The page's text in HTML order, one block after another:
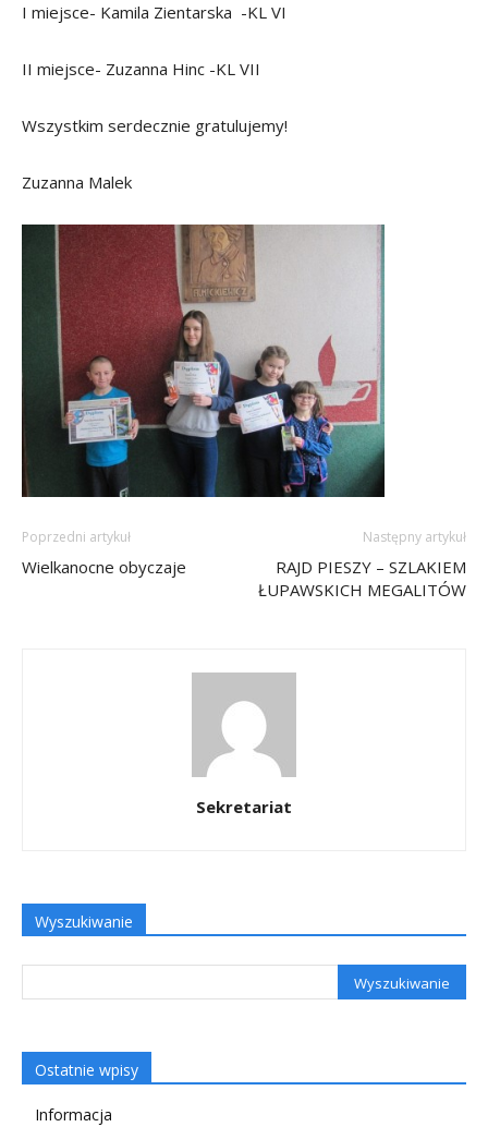
I miejsce- Kamila Zientarska -KL VI
II miejsce- Zuzanna Hinc -KL VII
Wszystkim serdecznie gratulujemy!
Zuzanna Malek
Poprzedni artykuł
Wielkanocne obyczaje
Następny artykuł
RAJD PIESZY – SZLAKIEM
ŁUPAWSKICH MEGALITÓW
Sekretariat
Wyszukiwanie
Ostatnie wpisy
Informacja